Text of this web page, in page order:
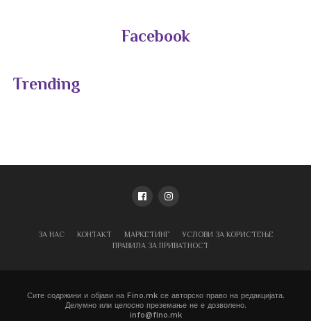
Facebook
Trending
ЗА НАС КОНТАКТ МАРКЕТИНГ
УСЛОВИ ЗА КОРИСТЕЊЕ
ПРАВИЛА ЗА ПРИВАТНОСТ
Сите содржини и објави на Fino.mk се авторско право на редакцијата.
Делумно или целосно преземање не е дозволено.
info@fino.mk